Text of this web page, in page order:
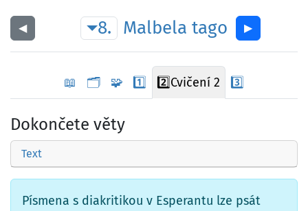
◀︎ 8. Malbela tago ▶︎
📖 🗂️ 🧩 1️⃣ 2️⃣Cvičení 2 3️⃣
Dokončete věty
Text
Písmena s diakritikou v Esperantu lze psát